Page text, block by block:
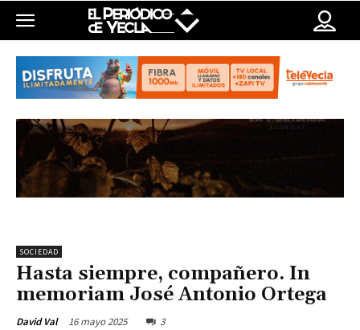
SOCIEDAD
Hasta siempre, compañero. In
memoriam José Antonio Ortega
David Val 16 mayo 2025 3